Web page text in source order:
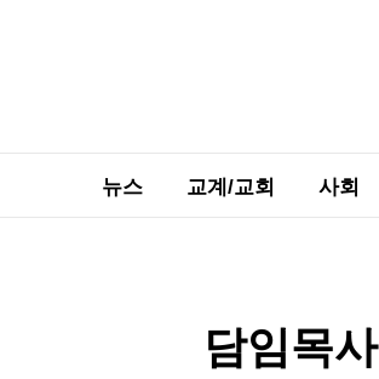
뉴스 교계/교회 사회
담임목